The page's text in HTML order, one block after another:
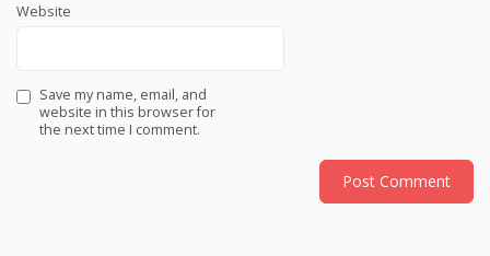
Website
Save my name, email, and
website in this browser for
the next time I comment.